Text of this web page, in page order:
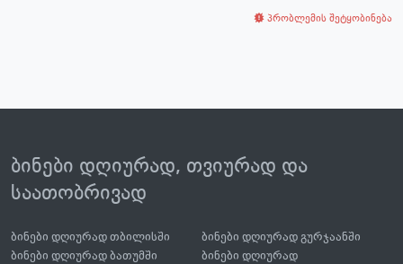
პრობლემის შეტყობინება
ბინები დღიურად, თვიურად და
საათობრივად
ბინები დღიურად თბილისში
ბინები დღიურად ბათუმში
ბინები დღიურად გურჯაანში
ბინები დღიურად